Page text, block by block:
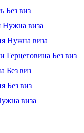
Без виз
Нужна виза
Нужна виза
Герцеговина Без виз
Без виз
Без виз
виза